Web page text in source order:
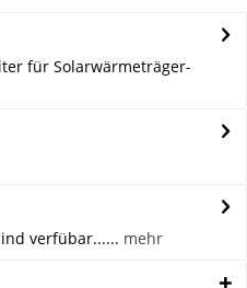
für Solarwärmeträger-
verfübar...... mehr